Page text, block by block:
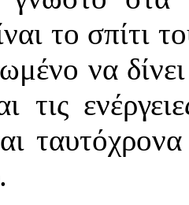
το σπίτι
να
τις